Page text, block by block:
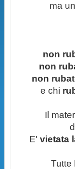
ma
non
non
non
e chi
Il
E' vietata
Tutte